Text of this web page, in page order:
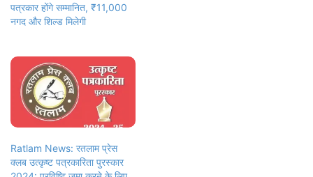
पत्रकार होंगे सम्मानित, ₹11,000
नगद और शिल्ड मिलेगी
Ratlam News: रतलाम प्रेस
क्लब उत्कृष्ट पत्रकारिता पुरस्कार